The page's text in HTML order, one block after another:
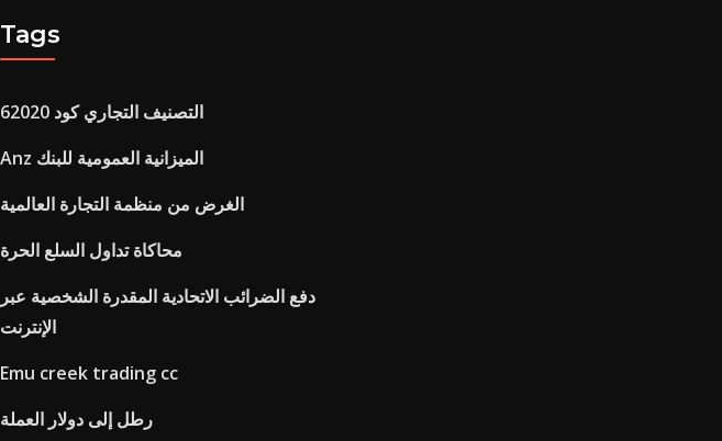
Tags
التصنيف التجاري كود 62020
Anz الميزانية العمومية للبنك
الغرض من منظمة التجارة العالمية
محاكاة تداول السلع الحرة
دفع الضرائب الاتحادية المقدرة الشخصية عبر
الإنترنت
Emu creek trading cc
رطل إلى دولار العملة